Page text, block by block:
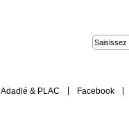
Adadlé & PLAC Facebook